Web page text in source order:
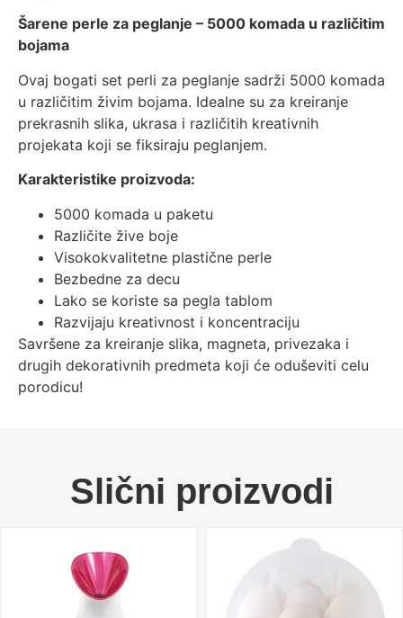
Šarene perle za peglanje – 5000 komada u različitim
bojama
Ovaj bogati set perli za peglanje sadrži 5000 komada
u različitim živim bojama. Idealne su za kreiranje
prekrasnih slika, ukrasa i različitih kreativnih
projekata koji se fiksiraju peglanjem.
Karakteristike proizvoda:
5000 komada u paketu
Različite žive boje
Visokokvalitetne plastične perle
Bezbedne za decu
Lako se koriste sa pegla tablom
Razvijaju kreativnost i koncentraciju
Savršene za kreiranje slika, magneta, privezaka i
drugih dekorativnih predmeta koji će oduševiti celu
porodicu!
Slični proizvodi